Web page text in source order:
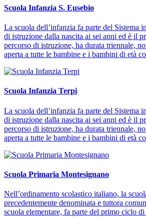
Scuola Infanzia S. Eusebio
La scuola dell’infanzia fa parte del Sistema
di istruzione dalla nascita ai sei anni ed è il
percorso di istruzione, ha durata triennale,
aperta a tutte le bambine e i bambini di età
Scuola Infanzia Terpi
La scuola dell’infanzia fa parte del Sistema
di istruzione dalla nascita ai sei anni ed è il
percorso di istruzione, ha durata triennale,
aperta a tutte le bambine e i bambini di età
Scuola Primaria Montesignano
Nell’ordinamento scolastico italiano, la
precedentemente denominata e tuttora
scuola elementare, fa parte del primo ciclo